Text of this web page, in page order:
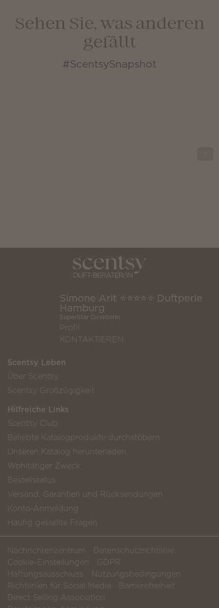
Sehen Sie, was anderen
gefällt
#ScentsySnapshot
Simone Arlt ⭐️⭐️⭐️⭐️⭐️ Duftperle
Hamburg
SuperStar DirektorIn
Profil
KONTAKTIEREN
Scentsy Leben
Über Scentsy
Scentsy Großzügigkeit
Hilfreiche Links
Scentsy Club
Beliebte Katalogprodukte durchstöbern
Unseren Katalog herunterladen
Wohltätiger Zweck
Bestellstatus
Versand, Garantien und Rücksendungen
Konto-Anmeldung
Häufig gestellte Fragen
Nachrichtenzentrum
Datenschutzrichtlinie
Cookie-Einstellungen
GDPR
Haftungsausschluss
Nutzungsbedingungen
Richtlinien für Social Media
Barrierefreiheit
Direct Selling Association